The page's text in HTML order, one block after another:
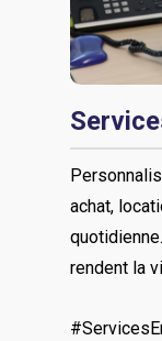
achat,
rendent la